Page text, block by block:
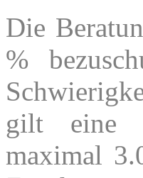
Die
%
gilt eine
maximal